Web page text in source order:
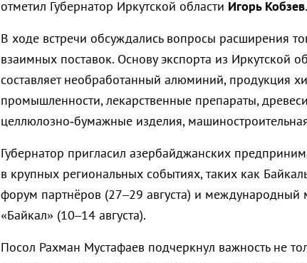
отметил Губернатор Иркутской области Игорь Кобзев.
В ходе встречи обсуждались вопросы расширения
взаимных поставок. Основу экспорта из Иркутской
составляет необработанный алюминий, продукция
промышленности, лекарственные препараты,
целлюлозно‑бумажные изделия,
Губернатор пригласил азербайджанских
в крупных региональных событиях, таких как
форум партнёров (27–29 августа) и
«Байкал» (10–14 августа).
Посол Рахман Мустафаев подчеркнул важность не